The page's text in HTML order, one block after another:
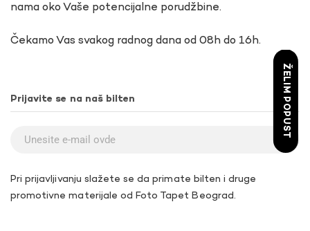
nama oko Vaše potencijalne porudžbine.
Čekamo Vas svakog radnog dana od 08h do 16h.
Prijavite se na naš bilten
Pri prijavljivanju slažete se da primate bilten i druge
promotivne materijale od Foto Tapet Beograd.
ŽELIM POPUST